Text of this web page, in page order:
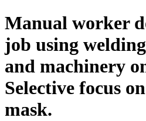
Manual worker
job using
and machinery
Selective focus
mask.